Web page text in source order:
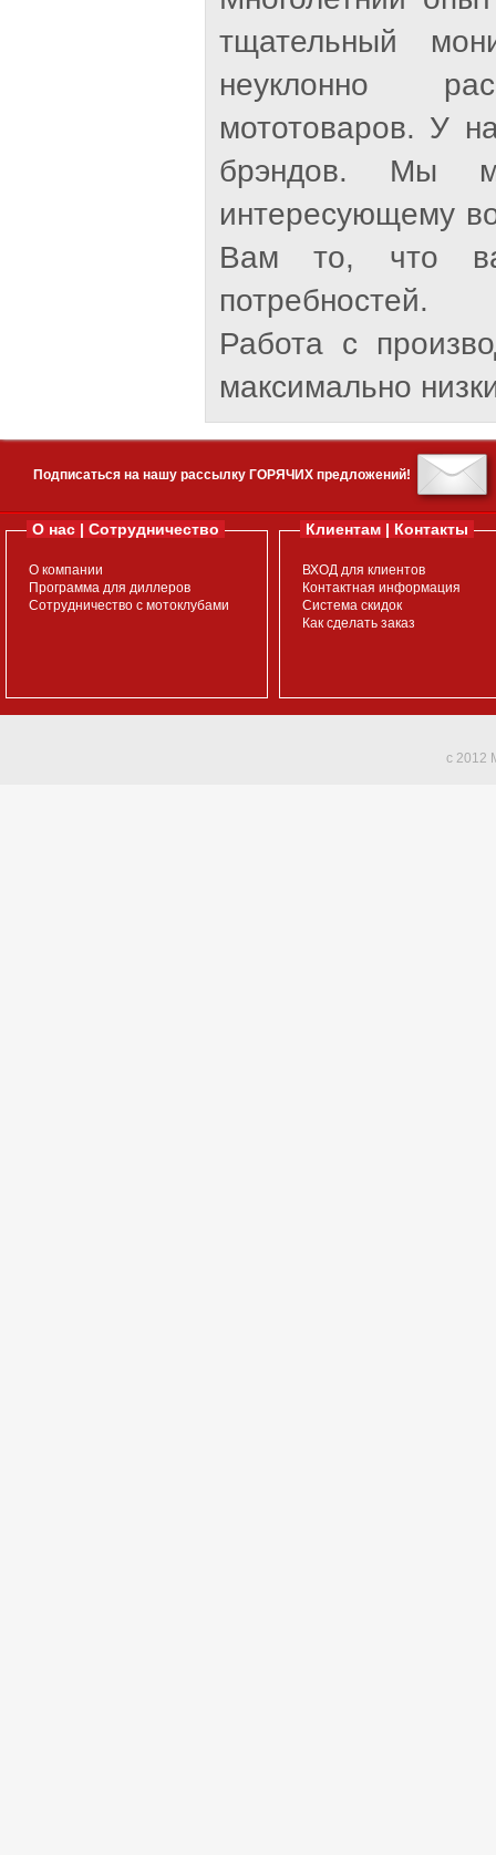
тщательный
неуклонно
мототоваров. У
брэндов. Мы
интересующему
Вам то, что
потребностей.
Работа с
максимально
Подписаться на нашу рассылку ГОРЯЧИХ предложений!
О нас | Сотрудничество
О компании
Программа для диллеров
Сотрудничество с мотоклубами
Клиентам | Контакты
ВХОД для клиентов
Контактная информация
Система скидок
Как сделать заказ
c 2012